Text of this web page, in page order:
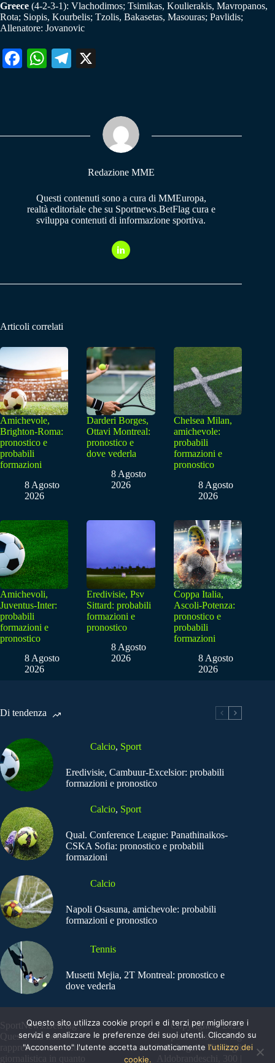
Greece (4-2-3-1): Vlachodimos; Tsimikas, Koulierakis, Mavropanos,
Rota; Siopis, Kourbelis; Tzolis, Bakasetas, Masouras; Pavlidis;
Allenatore: Jovanovic
Fa W
pp
Te
m
Redazione MME
Questi contenuti sono a cura di MMEuropa,
realtà editoriale che su Sportnews.BetFlag cura e
sviluppa contenuti di informazione sportiva.
Articoli correlati
Amichevole,
Brighton-Roma:
pronostico e
probabili
formazioni
8 Agosto
2026
Darderi Borges,
Ottavi Montreal:
pronostico e
dove vederla
8 Agosto
2026
Chelsea Milan,
amichevole:
probabili
formazioni e
pronostico
8 Agosto
2026
Amichevoli,
Juventus-Inter:
probabili
formazioni e
pronostico
8 Agosto
2026
Eredivisie, Psv
Sittard: probabili
formazioni e
pronostico
8 Agosto
2026
Coppa Italia,
Ascoli-Potenza:
pronostico e
probabili
formazioni
8 Agosto
2026
Di tendenza
Calcio, Sport
Eredivisie, Cambuur-Excelsior: probabili
formazioni e pronostico
Calcio, Sport
Qual. Conference League: Panathinaikos-
CSKA Sofia: pronostico e probabili
formazioni
Calcio
Napoli Osasuna, amichevole: probabili
formazioni e pronostico
Tennis
Musetti Mejia, 2T Montreal: pronostico e
dove vederla
SportNews.BetFlag -
Questo sito non
rappresenta una testata
giornalistica in quanto
Copyright © 2025
SportNews BetFlag
Sede Legale: Via degli
Aldobrandeschi, 300 |
Questo sito utilizza cookie propri e di terzi per migliorare i
servizi e analizzare le preferenze dei suoi utenti. Cliccando su
"Acconsento" l'utente accetta automaticamente l'utilizzo dei
cookie.